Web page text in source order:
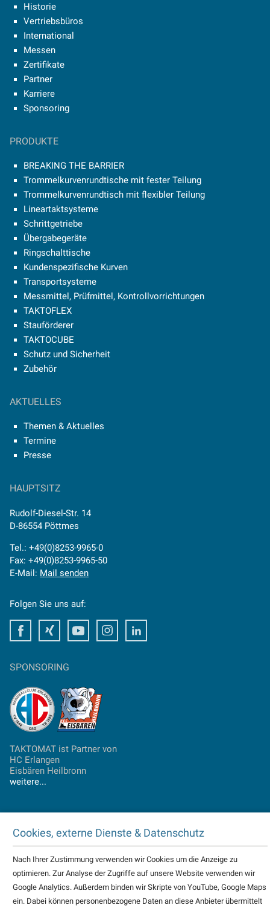
Historie
Vertriebsbüros
International
Messen
Zertifikate
Partner
Karriere
Sponsoring
PRODUKTE
BREAKING THE BARRIER
Trommelkurvenrundtische mit fester Teilung
Trommelkurvenrundtisch mit flexibler Teilung
Lineartaktsysteme
Schrittgetriebe
Übergabegeräte
Ringschalttische
Kundenspezifische Kurven
Transportsysteme
Messmittel, Prüfmittel, Kontrollvorrichtungen
TAKTOFLEX
Stauförderer
TAKTOCUBE
Schutz und Sicherheit
Zubehör
AKTUELLES
Themen & Aktuelles
Termine
Presse
HAUPTSITZ
Rudolf-Diesel-Str. 14
D-86554 Pöttmes
Tel.: +49(0)8253-9965-0
Fax: +49(0)8253-9965-50
E-Mail: Mail senden
Folgen Sie uns auf:
FacebookXing Youtube Instagram
SPONSORING
TAKTOMAT ist Partner von
HC Erlangen
Eisbären Heilbronn
weitere...
© 2026 TAKTOMAT alle Rechte vorbehalten
Impressum
Datenschutz AGB
Einstellungen
Cookies, externe Dienste & Datenschutz
Nach Ihrer Zustimmung verwenden wir Cookies um die Anzeige zu
optimieren. Zur Analyse der Zugriffe auf unsere Website verwenden wir
Google Analytics. Außerdem binden wir Skripte von YouTube, Google Maps
ein. Dabei können personenbezogene Daten an diese Anbieter übermittelt